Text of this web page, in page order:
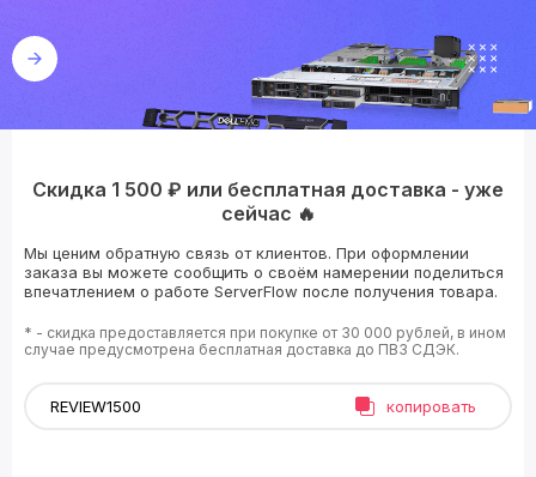
Скидка 1 500 ₽ или бесплатная доставка - уже
сейчас 🔥
Мы ценим обратную связь от клиентов. При оформлении
заказа вы можете сообщить о своём намерении поделиться
впечатлением о работе ServerFlow после получения товара.
* - скидка предоставляется при покупке от 30 000 рублей, в ином
случае предусмотрена бесплатная доставка до ПВЗ СДЭК.
копировать